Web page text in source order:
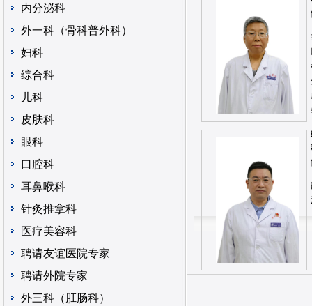
内分泌科
外一科（骨科普外科）
妇科
综合科
儿科
皮肤科
眼科
口腔科
耳鼻喉科
针灸推拿科
医疗美容科
聘请友谊医院专家
聘请外院专家
外三科（肛肠科）